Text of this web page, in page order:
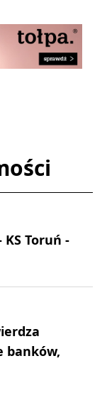
Toruń -
banków,